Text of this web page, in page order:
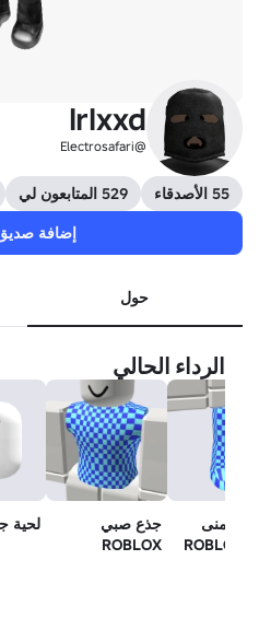
lrlxxd
@Electrosafari
55 الأصدقاء 529 المتابعون لي
إضافة
حول
الرداء الحالي
اليمنى
جذع صبي
ROBLOX
لحية